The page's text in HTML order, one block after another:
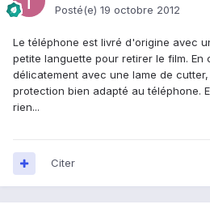
Posté(e) 19 octobre 2012
Le téléphone est livré d'origine avec
petite languette pour retirer le film. En
délicatement avec une lame de
protection bien adapté au téléphone.
rien...
Citer